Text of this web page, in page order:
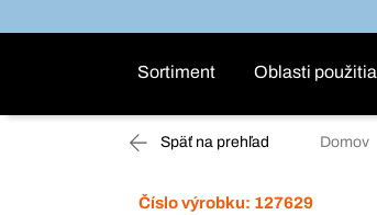
Sortiment Oblasti použitia
Späť na prehľad Domov
Číslo výrobku: 127629